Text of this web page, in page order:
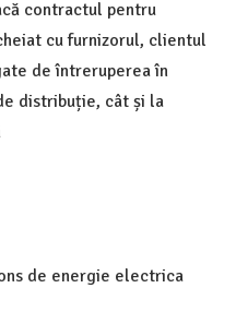
contractul pentru
cu furnizorul, clientul
de întreruperea în
distribuție, cât și la
de energie electrica